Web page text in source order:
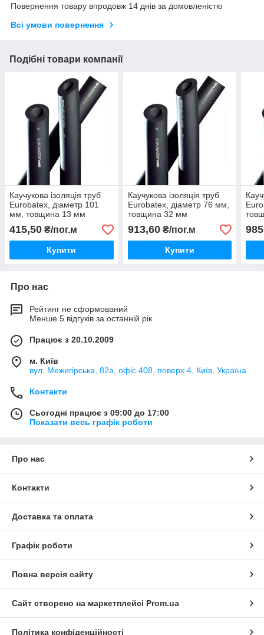
Повернення товару впродовж 14 днів за домовленістю
Всі умови повернення
Подібні товари компанії
Каучукова ізоляція труб
Eurobatex, діаметр 101
мм, товщина 13 мм
415,50 ₴/пог.м
Купити
Каучукова ізоляція труб
Eurobatex, діаметр 76 мм,
товщина 32 мм
913,60₴/пог.м
Купити
Про нас
Рейтинг не сформований
Менше 5 відгуків за останній рік
Працює з 20.10.2009
м. Київ
вул. Межигірська, 82а, офіс 408, поверх 4, Київ, Україна
Контакти
Сьогодні працює з 09:00 до 17:00
Показати весь графік роботи
Про нас
Контакти
Доставка та оплата
Графік роботи
Повна версія сайту
Сайт створено на маркетплейсі Prom.ua
Політика конфіденційності